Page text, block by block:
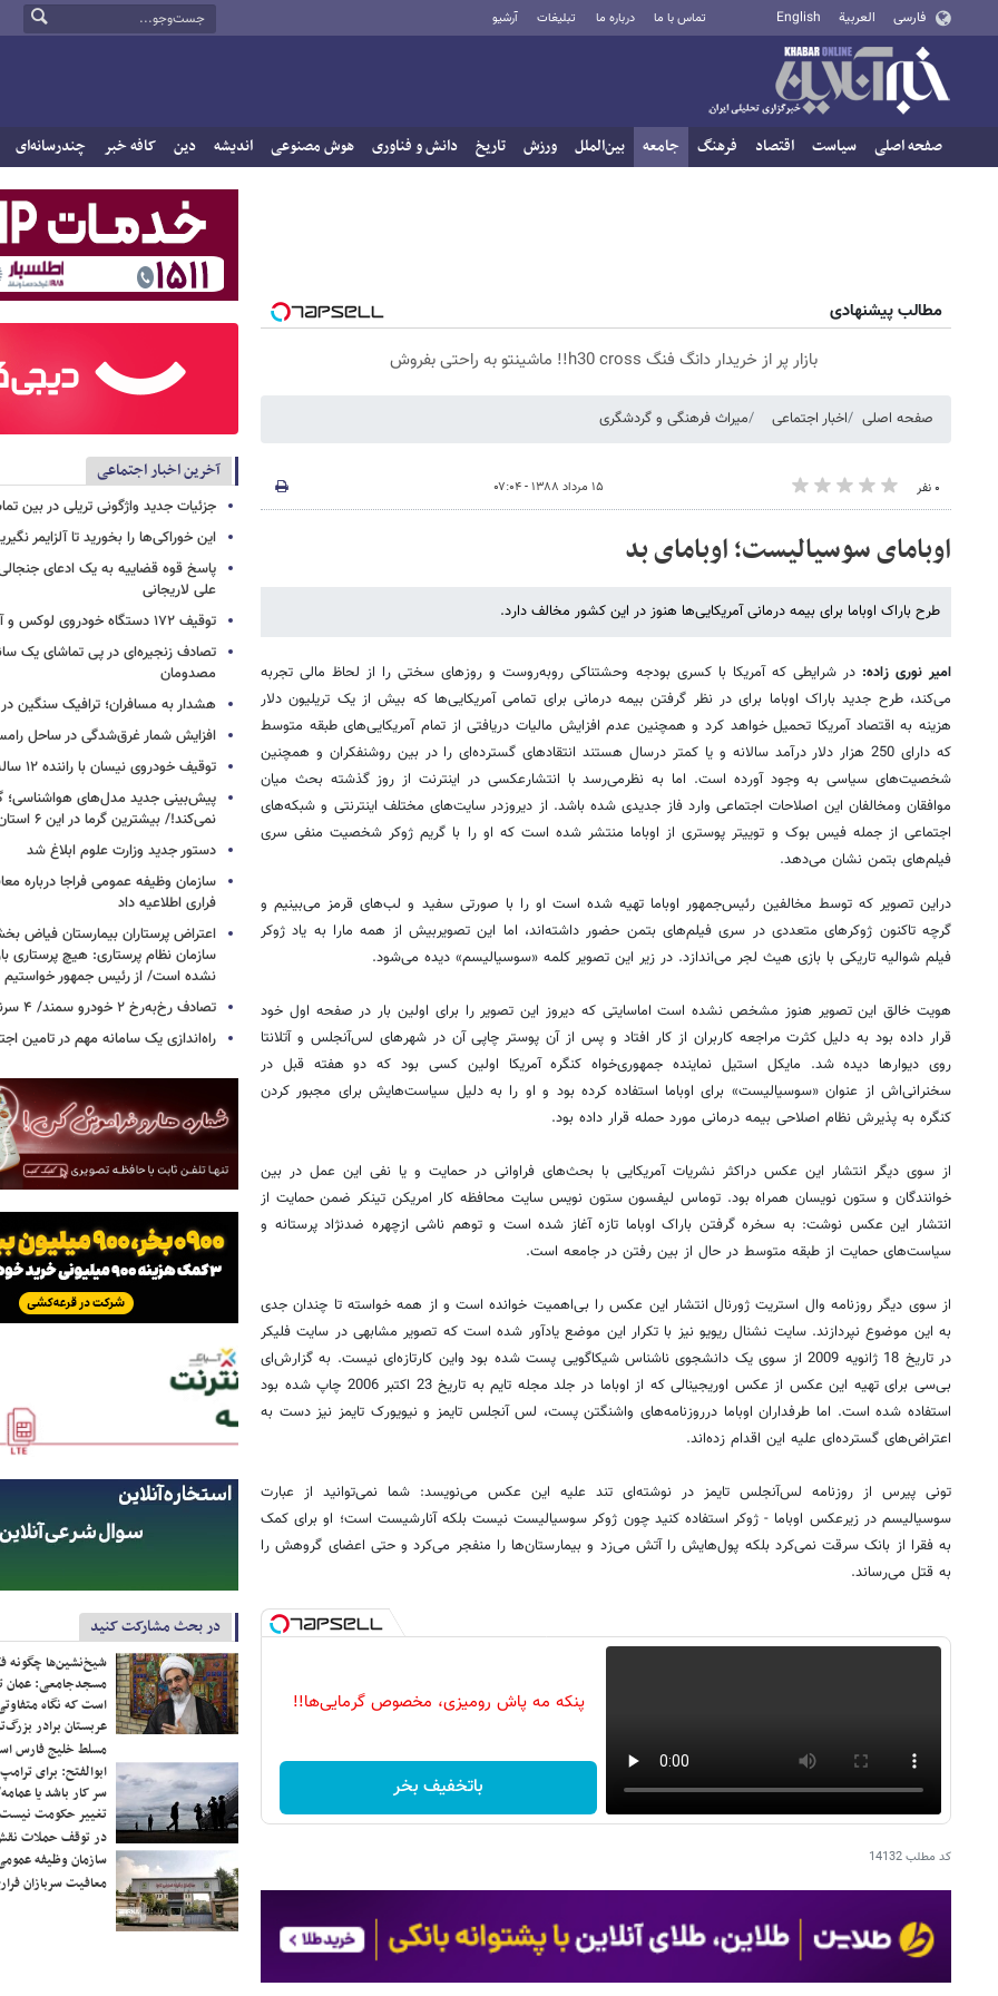
فارسی العربية English تماس با ما درباره ما تبلیغات آرشیو
صفحه اصلی سیاست اقتصاد فرهنگ جامعه بین‌الملل ورزش تاریخ دانش و فناوری هوش مصنوعی اندیشه دین کافه خبر چندرسانه‌ای
مطالب پیشنهادی
بازار پر از خریدار دانگ فنگ h30 cross!! ماشینتو به راحتی بفروش
صفحه اصلی اخبار اجتماعی میراث فرهنگی و گردشگری
۰ نفر ۱۵ مرداد ۱۳۸۸ - ۰۷:۰۴
اوبامای سوسیالیست؛ اوبامای بد
طرح باراک اوباما برای بیمه درمانی آمریکایی‌ها هنوز در این کشور مخالف دارد.
امیر نوری زاده: در شرایطی که آمریکا با کسری بودجه وحشتناکی روبه‌روست و روزهای سختی را از لحاظ مالی تجربه
می‌کند، طرح جدید باراک اوباما برای در نظر گرفتن بیمه درمانی برای تمامی آمریکایی‌ها که بیش از یک تریلیون دلار
هزینه به اقتصاد آمریکا تحمیل خواهد کرد و همچنین عدم افزایش مالیات دریافتی از تمام آمریکایی‌های طبقه متوسط
که دارای 250 هزار دلار درآمد سالانه و یا کمتر درسال هستند انتقادهای گسترده‌ای را در بین روشنفکران و همچنین
شخصیت‌های سیاسی به وجود آورده است. اما به نظرمی‌رسد با انتشارعکسی در اینترنت از روز گذشته بحث میان
موافقان ومخالفان این اصلاحات اجتماعی وارد فاز جدیدی شده باشد. از دیروزدر سایت‌های مختلف اینترنتی و شبکه‌های
اجتماعی از جمله فیس بوک و توییتر پوستری از اوباما منتشر شده است که او را با گریم ژوکر شخصیت منفی سری
فیلم‌های بتمن نشان می‌دهد.
دراین تصویر که توسط مخالفین رئیس‌جمهور اوباما تهیه شده است او را با صورتی سفید و لب‌های قرمز می‌بینیم و
گرچه تاکنون ژوکرهای متعددی در سری فیلم‌های بتمن حضور داشته‌اند، اما این تصویربیش از همه مارا به یاد ژوکر
فیلم شوالیه تاریکی با بازی هیث لجر می‌اندازد. در زیر این تصویر کلمه «سوسیالیسم» دیده می‌شود.
هویت خالق این تصویر هنوز مشخص نشده است اماسایتی که دیروز این تصویر را برای اولین بار در صفحه اول خود
قرار داده بود به دلیل کثرت مراجعه کاربران از کار افتاد و پس از آن پوستر چاپی آن در شهرهای لس‌آنجلس و آتلانتا
روی دیوارها دیده شد. مایکل استیل نماینده جمهوری‌خواه کنگره آمریکا اولین کسی بود که دو هفته قبل در
سخنرانی‌اش از عنوان «سوسیالیست» برای اوباما استفاده کرده بود و او را به دلیل سیاست‌هایش برای مجبور کردن
کنگره به پذیرش نظام اصلاحی بیمه درمانی مورد حمله قرار داده بود.
از سوی دیگر انتشار این عکس دراکثر نشریات آمریکایی با بحث‌های فراوانی در حمایت و یا نفی این عمل در بین
خوانندگان و ستون نویسان همراه بود. توماس لیفسون ستون نویس سایت محافظه کار امریکن تینکر ضمن حمایت از
انتشار این عکس نوشت: به سخره گرفتن باراک اوباما تازه آغاز شده است و توهم ناشی ازچهره ضد‌نژاد پرستانه و
سیاست‌های حمایت از طبقه متوسط در حال از بین رفتن در جامعه است.
از سوی دیگر روزنامه وال استریت ژورنال انتشار این عکس را بی‌اهمیت خوانده است و از همه خواسته تا چندان جدی
به این موضوع نپردازند. سایت نشنال ریویو نیز با تکرار این موضع یادآور شده است که تصویر مشابهی در سایت فلیکر
در تاریخ 18 ژانویه 2009 از سوی یک دانشجوی ناشناس شیکاگویی پست شده بود واین کارتازه‌ای نیست. به گزارش‌ای
بی‌سی برای تهیه این عکس از عکس اوریجینالی که از اوباما در جلد مجله تایم به تاریخ 23 اکتبر 2006 چاپ شده بود
استفاده شده است. اما طرفداران اوباما درروزنامه‌های واشنگتن پست، لس آنجلس تایمز و نیویورک تایمز نیز دست به
اعتراض‌های گسترده‌ای علیه این اقدام زده‌اند.
تونی پیرس از روزنامه لس‌آنجلس تایمز در نوشته‌ای تند علیه این عکس می‌نویسد: شما نمی‌توانید از عبارت
سوسیالیسم در زیرعکس اوباما - ژوکر استفاده کنید چون ژوکر سوسیالیست نیست بلکه آنارشیست است؛ او برای کمک
به فقرا از بانک سرقت نمی‌کرد بلکه پول‌هایش را آتش می‌زد و بیمارستان‌ها را منفجر می‌کرد و حتی اعضای گروهش را
به قتل می‌رساند.
پنکه مه پاش رومیزی، مخصوص گرمایی‌ها!!
باتخفیف بخر
کد مطلب14132
آخرین اخبار اجتماعی
جزئیات جدید واژگونی تریلی در بین
این خوراکی‌ها را بخورید تا آلزایمر
پاسخ قوه قضاییه به یک ادعای
علی لاریجانی
توقیف ۱۷۲ دستگاه خودروی لوکس و آپارتمان
تصادف زنجیره‌ای در پی تماشای یک
مصدومان
هشدار به مسافران؛ ترافیک سنگین
افزایش شمار غرق‌شدگی در ساحل
توقیف خودروی نیسان با راننده ۱۲ ساله در این جاده
پیش‌بینی جدید مدل‌های هواشناسی؛
نمی‌کند!/ بیشترین گرما در این ۶ استان
دستور جدید وزارت علوم ابلاغ شد
سازمان وظیفه عمومی فراجا درباره
فراری اطلاعیه داد
اعتراض پرستاران بیمارستان فیاض
سازمان نظام پرستاری: هیچ پرستاری
نشده است/ از رئیس جمهور خواستیم
تصادف رخ‌به‌رخ ۲ خودرو سمند/ ۴ سرنشین جان باختند
راه‌اندازی یک سامانه مهم در تامین
در بحث مشارکت کنید
شیخ‌نشین‌ها چگونه
مسجدجامعی: عمان
است که نگاه
عربستان برادر
مسلط خلیج فارس
ابوالفتح: برای
سر کار باشد یا
تغییر حکومت
در توقف حملات
سازمان وظیفه
معافیت سربازان